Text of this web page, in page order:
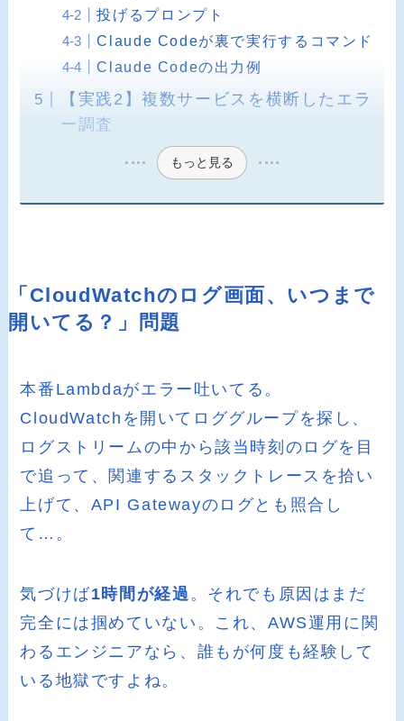
投げるプロンプト
Claude Codeが裏で実行するコマンド
Claude Codeの出力例
【実践2】複数サービスを横断したエラ
ー調査
もっと見る
「CloudWatchのログ画面、いつまで
開いてる？」問題
本番Lambdaがエラー吐いてる。
CloudWatchを開いてロググループを探し、
ログストリームの中から該当時刻のログを目
で追って、関連するスタックトレースを拾い
上げて、API Gatewayのログとも照合し
て…。
気づけば1時間が経過。それでも原因はまだ
完全には掴めていない。これ、AWS運用に関
わるエンジニアなら、誰もが何度も経験して
いる地獄ですよね。